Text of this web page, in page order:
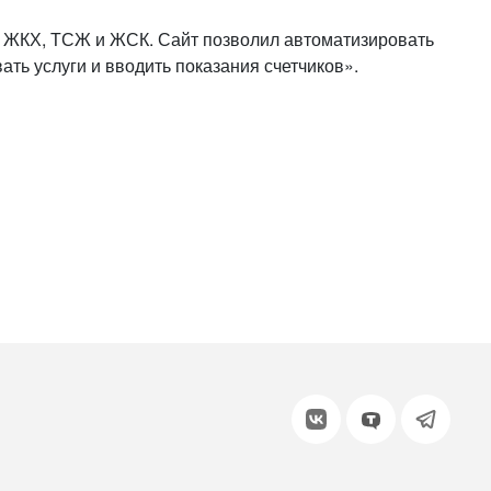
ТСЖ и ЖСК. Сайт позволил автоматизировать
услуги и вводить показания счетчиков».